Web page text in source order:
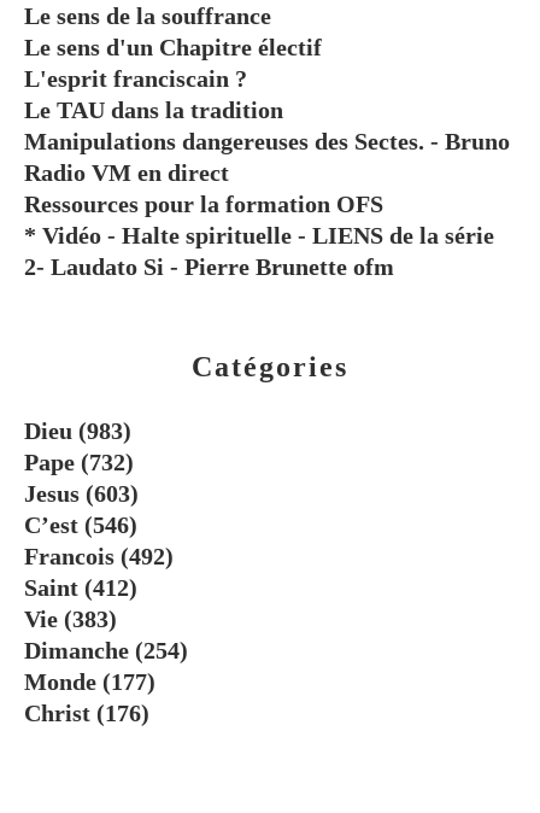
Catégories
Dieu (983)
Pape (732)
Jesus (603)
C’est (546)
Francois (492)
Saint (412)
Vie (383)
Dimanche (254)
Monde (177)
Christ (176)
Le sens de la souffrance
Le sens d'un Chapitre électif
L'esprit franciscain ?
Le TAU dans la tradition
Manipulations dangereuses des Sectes. - Bruno
Radio VM en direct
Ressources pour la formation OFS
* Vidéo - Halte spirituelle - LIENS de la série
2- Laudato Si - Pierre Brunette ofm